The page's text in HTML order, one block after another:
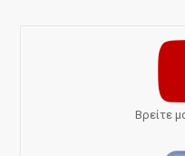
Bρείτε